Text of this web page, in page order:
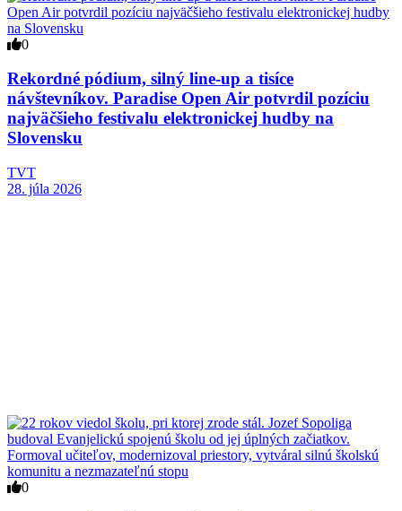
0
Rekordné pódium, silný line-up a tisíce
návštevníkov. Paradise Open Air potvrdil pozíciu
najväčšieho festivalu elektronickej hudby na
Slovensku
TVT
28. júla 2026
0